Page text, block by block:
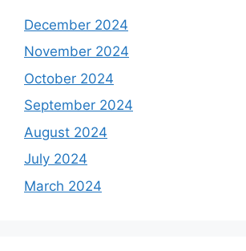
December 2024
November 2024
October 2024
September 2024
August 2024
July 2024
March 2024